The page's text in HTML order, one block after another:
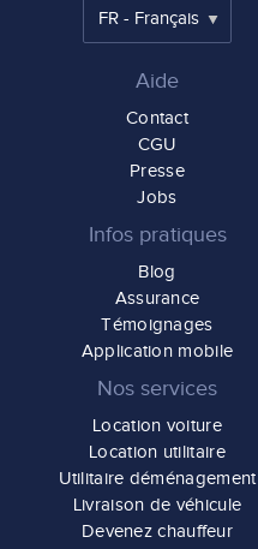
Aide
Contact
CGU
Presse
Jobs
Infos pratiques
Blog
Assurance
Témoignages
Application mobile
Nos services
Location voiture
Location utilitaire
Utilitaire déménagement
Livraison de véhicule
Devenez chauffeur